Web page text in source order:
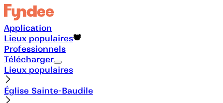
Application
Lieux populaires
Professionnels
Télécharger
Lieux populaires
Église Sainte-Baudile